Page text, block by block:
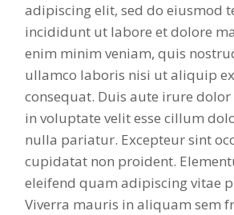
adipiscing elit, sed do eiusmod
incididunt ut labore et dolore
enim minim veniam, quis
ullamco laboris nisi ut aliquip
consequat. Duis aute irure
in voluptate velit esse cillum
nulla pariatur. Excepteur sint
cupidatat non proident.
eleifend quam adipiscing vitae
Viverra mauris in aliquam sem